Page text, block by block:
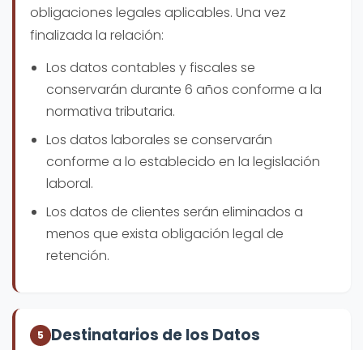
obligaciones legales aplicables. Una vez
finalizada la relación:
Los datos contables y fiscales se
conservarán durante 6 años conforme a la
normativa tributaria.
Los datos laborales se conservarán
conforme a lo establecido en la legislación
laboral.
Los datos de clientes serán eliminados a
menos que exista obligación legal de
retención.
5 Destinatarios de los Datos